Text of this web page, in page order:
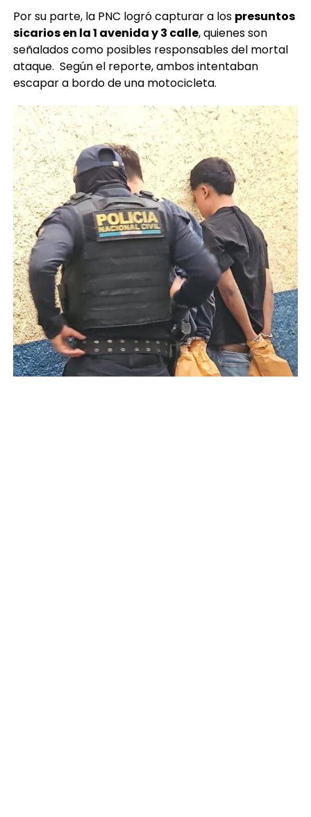
Por su parte, la PNC logró capturar a los presuntos
sicarios en la 1 avenida y 3 calle, quienes son
señalados como posibles responsables del mortal
ataque. Según el reporte, ambos intentaban
escapar a bordo de una motocicleta.